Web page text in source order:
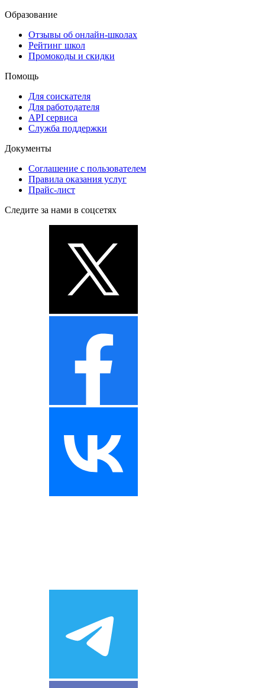
Образование
Отзывы об онлайн-школах
Рейтинг школ
Промокоды и скидки
Помощь
Для соискателя
Для работодателя
API сервиса
Служба поддержки
Документы
Соглашение с пользователем
Правила оказания услуг
Прайс-лист
Следите за нами в соцсетях